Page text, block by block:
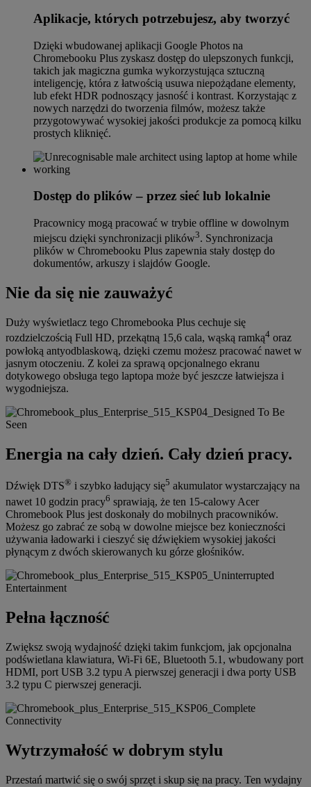
Aplikacje, których potrzebujesz, aby tworzyć
Dzięki wbudowanej aplikacji Google Photos na
Chromebooku Plus zyskasz dostęp do ulepszonych funkcji,
takich jak magiczna gumka wykorzystująca sztuczną
inteligencję, która z łatwością usuwa niepożądane elementy,
lub efekt HDR podnoszący jasność i kontrast. Korzystając z
nowych narzędzi do tworzenia filmów, możesz także
przygotowywać wysokiej jakości produkcje za pomocą kilku
prostych kliknięć.
Dostęp do plików – przez sieć lub lokalnie
Pracownicy mogą pracować w trybie offline w dowolnym
miejscu dzięki synchronizacji plików3. Synchronizacja
plików w Chromebooku Plus zapewnia stały dostęp do
dokumentów, arkuszy i slajdów Google.
Nie da się nie zauważyć
Duży wyświetlacz tego Chromebooka Plus cechuje się
rozdzielczością Full HD, przekątną 15,6 cala, wąską ramką4 oraz
powłoką antyodblaskową, dzięki czemu możesz pracować nawet w
jasnym otoczeniu. Z kolei za sprawą opcjonalnego ekranu
dotykowego obsługa tego laptopa może być jeszcze łatwiejsza i
wygodniejsza.
Energia na cały dzień. Cały dzień pracy.
Dźwięk DTS® i szybko ładujący się5 akumulator wystarczający na
nawet 10 godzin pracy6 sprawiają, że ten 15-calowy Acer
Chromebook Plus jest doskonały do mobilnych pracowników.
Możesz go zabrać ze sobą w dowolne miejsce bez konieczności
używania ładowarki i cieszyć się dźwiękiem wysokiej jakości
płynącym z dwóch skierowanych ku górze głośników.
Pełna łączność
Zwiększ swoją wydajność dzięki takim funkcjom, jak opcjonalna
podświetlana klawiatura, Wi-Fi 6E, Bluetooth 5.1, wbudowany port
HDMI, port USB 3.2 typu A pierwszej generacji i dwa porty USB
3.2 typu C pierwszej generacji.
Wytrzymałość w dobrym stylu
Przestań martwić się o swój sprzęt i skup się na pracy. Ten wydajny